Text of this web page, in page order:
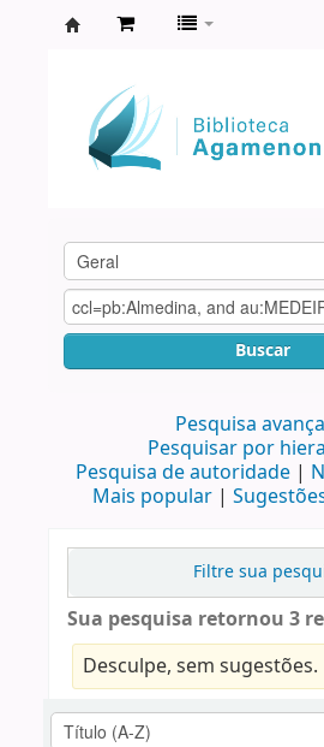
Agamenon
Magalhães
Buscar
Pesquisa
Pesquisar por
Pesquisa de autoridade
Mais popular
Filtre sua
Sua pesquisa retornou 3
Desculpe, sem sugestões.